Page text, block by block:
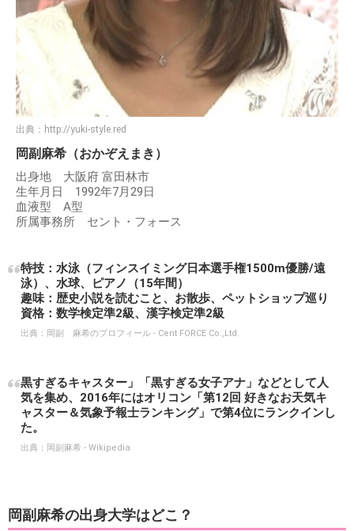
出典： http://yuki-style.red
岡副麻希（おかぞえまき）
出身地 大阪府 富田林市
生年月日 1992年7月29日
血液型 A型
所属事務所 セント・フォース
特技：水泳（フィンスイミング日本選手権1500m優勝/遠
泳）、水球、ピアノ（15年間）
趣味：歴史小説を読むこと、お散歩、ペットショップ巡り
資格：数学検定準2級、漢字検定準2級
出典： 岡副 麻希のプロフィール - Cent FORCE Co.,Ltd.
黒すぎるキャスター」「黒すぎる女子アナ」などとして人
気を集め、2016年にはオリコン「第12回 好きなお天気キ
ャスター＆気象予報士ランキング」で第4位にランクインし
た。
出典： 岡副麻希 - Wikipedia
岡副麻希の出身大学はどこ？